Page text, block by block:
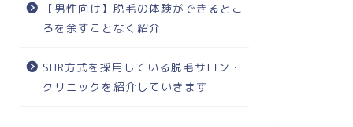
【男性向け】脱毛の体験ができるとこ
ろを余すことなく紹介
SHR方式を採用している脱毛サロン・
クリニックを紹介していきます